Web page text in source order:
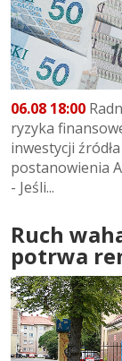
06.08 18:00
ryzyka
inwestycji
postanowienia
- Jeśli...
Ruch
potrwa